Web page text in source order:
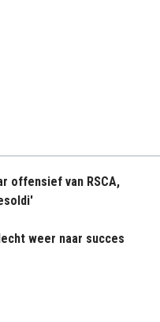
offensief van RSCA,
weer naar succes